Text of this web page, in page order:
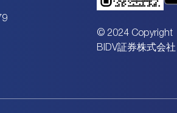
© 2024 Copyright
BIDV証券株式会社